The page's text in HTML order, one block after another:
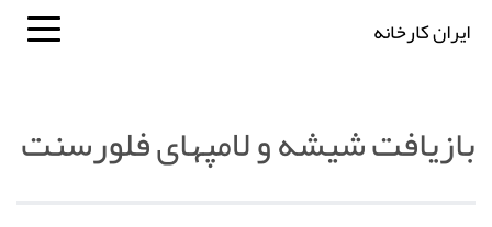
ایران کارخانه
بازیافت شیشه و لامپهای فلورسنت